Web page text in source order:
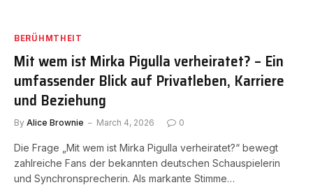
BERÜHMTHEIT
Mit wem ist Mirka Pigulla verheiratet? – Ein
umfassender Blick auf Privatleben, Karriere
und Beziehung
By Alice Brownie March 4, 2026 0
Die Frage „Mit wem ist Mirka Pigulla verheiratet?“ bewegt
zahlreiche Fans der bekannten deutschen Schauspielerin
und Synchronsprecherin. Als markante Stimme…